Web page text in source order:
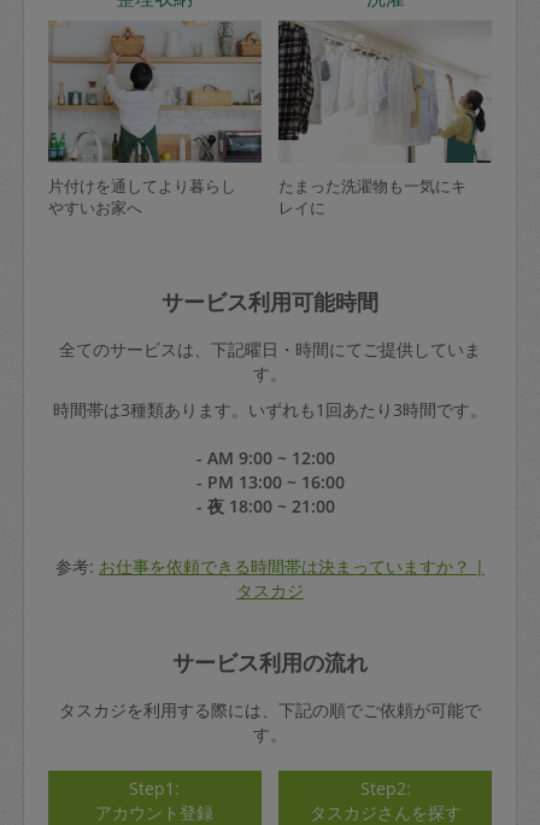
片付けを通してより暮らし
やすいお家へ
たまった洗濯物も一気にキ
レイに
サービス利用可能時間
全てのサービスは、下記曜日・時間にてご提供していま
す。
時間帯は3種類あります。いずれも1回あたり3時間です。
- AM 9:00 ~ 12:00
- PM 13:00 ~ 16:00
- 夜 18:00 ~ 21:00
参考: お仕事を依頼できる時間帯は決まっていますか？ |
タスカジ
サービス利用の流れ
タスカジを利用する際には、下記の順でご依頼が可能で
す。
Step1:
アカウント登録
Step2:
タスカジさんを探す